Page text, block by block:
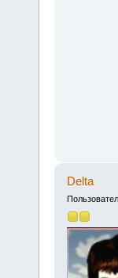
Delta